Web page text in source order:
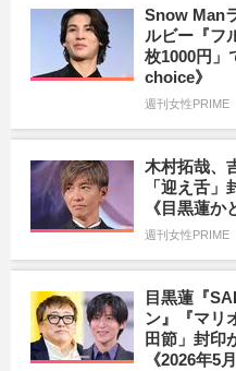
Snow Man
ルビー『フ
枚1000円」
choice》
週刊女性PRIME
木村拓哉、
「迎え舌
《目黒蓮
週刊女性PRIME
目黒蓮『
ン』『マリ
田節」封印
《2026年5